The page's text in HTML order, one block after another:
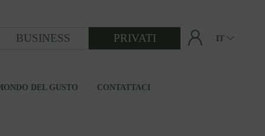
BUSINESS PRIVATI IT
DEL GUSTO CONTATTACI